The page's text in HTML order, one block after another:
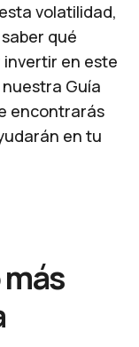
volatilidad,
qué
en este
nuestra Guía
encontrarás
en tu